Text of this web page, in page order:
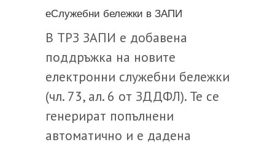
еСлужебни бележки в ЗАПИ
В ТРЗ ЗАПИ е добавена
поддръжка на новите
електронни служебни бележки
(чл. 73, ал. 6 от ЗДДФЛ). Те се
генерират попълнени
автоматично и е дадена